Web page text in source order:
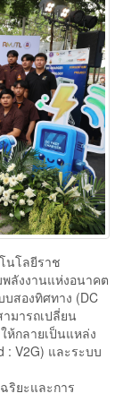
โลยีราช
ลังงานแห่งอนาคต
บสองทิศทาง (DC
มารถเปลี่ยน
ห้กลายเป็นแหล่ง
: V2G) และระบบ
ริยะและการ